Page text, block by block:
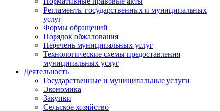
Регламенты государственных и муниципальных
услуг
Формы обращений
Порядок обжалования
Перечень муниципальных услуг
Технологические схемы предоставления
муниципальных услуг
Деятельность
Государственные и муниципальные услуги
Экономика
Закупки
Сельское хозяйство